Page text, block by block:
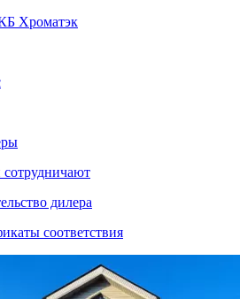
Хроматэк
дилера
соответствия